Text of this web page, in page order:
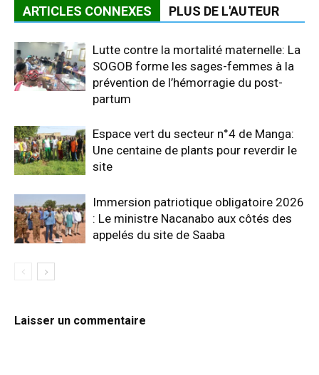
ARTICLES CONNEXES PLUS DE L'AUTEUR
Lutte contre la mortalité maternelle: La
SOGOB forme les sages-femmes à la
prévention de l’hémorragie du post-
partum
Espace vert du secteur n°4 de Manga:
Une centaine de plants pour reverdir le
site
Immersion patriotique obligatoire 2026
: Le ministre Nacanabo aux côtés des
appelés du site de Saaba
Laisser un commentaire